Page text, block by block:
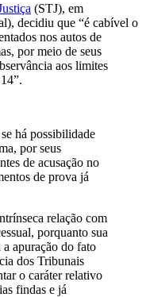
(STJ), em
decidiu que “é cabível o
nos autos de
por meio de seus
aos limites
há possibilidade
por seus
de acusação no
de prova já
relação com
porquanto sua
apuração do fato
dos Tribunais
o caráter relativo
findas e já